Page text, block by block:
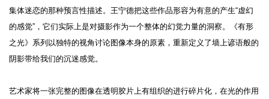
集体迷恋的那种预言性描述。王宁德把这些作品形容为有意的产生“虚幻
的感觉”，它们实际上是对摄影作为一个整体的幻觉力量的洞察。《有形
之光》系列以独特的视角讨论图像本身的原素，重新定义了墙上谚语般的
阴影带给我们的沉迷感觉。
艺术家将一张完整的图像在透明胶片上有组织的进行碎片化，在光的作用